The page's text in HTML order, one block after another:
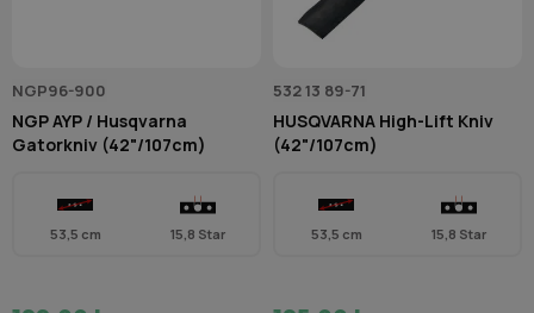
NGP96-900
NGP AYP / Husqvarna
Gatorkniv (42"/107cm)
53,5 cm 15,8 Star
532 13 89-71
HUSQVARNA High-Lift Kniv
(42"/107cm)
53,5 cm 15,8 Star